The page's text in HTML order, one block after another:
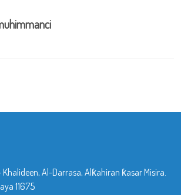
Al-Darrasa, Alƙahiran ƙasar Misira.
11675